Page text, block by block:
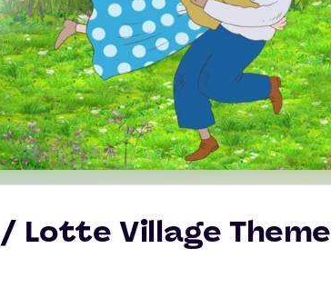
Lotte Village Theme